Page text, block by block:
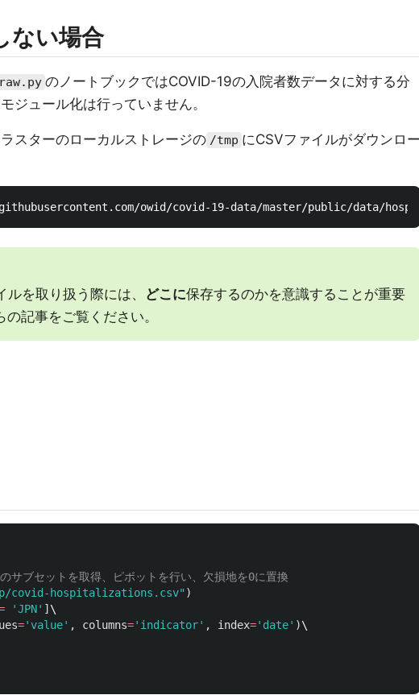
ない場合
のノートブックではCOVID-19の入院者数データに対する分
ジュール化は行っていません。
スターのローカルストレージの /tmp にCSVファイルがダウンロー
owid/covid-19-data/master/public/data/
を取り扱う際には、 どこに保存するのかを意識することが重要
記事をご覧ください。
covid-hospitalizations.csv" )
'JPN' ] \
=' value' , columns=' indicator' , index=' date' )\